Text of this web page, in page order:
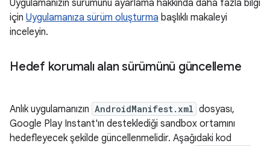
Uygulamanızın sürümünü ayarlama hakkında daha fazla bilgi
için Uygulamanıza sürüm oluşturma başlıklı makaleyi
inceleyin.
Hedef korumalı alan sürümünü güncelleme
Anlık uygulamanızın AndroidManifest.xml dosyası,
Google Play Instant'ın desteklediği sandbox ortamını
hedefleyecek şekilde güncellenmelidir. Aşağıdaki kod